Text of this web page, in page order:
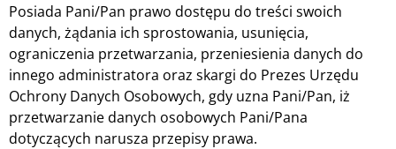
Posiada Pani/Pan prawo dostępu do treści swoich
danych, żądania ich sprostowania, usunięcia,
ograniczenia przetwarzania, przeniesienia danych do
innego administratora oraz skargi do Prezes Urzędu
Ochrony Danych Osobowych, gdy uzna Pani/Pan, iż
przetwarzanie danych osobowych Pani/Pana
dotyczących narusza przepisy prawa.